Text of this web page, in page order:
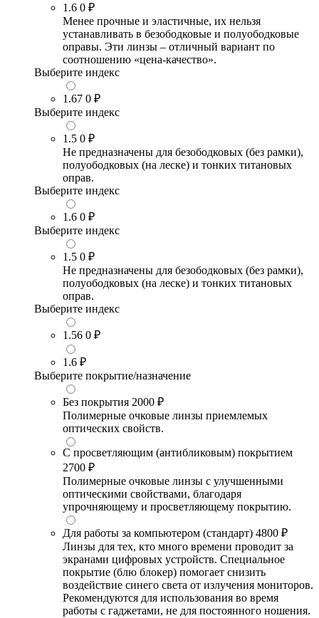
1.6 0 ₽
Менее прочные и эластичные, их нельзя
устанавливать в безободковые и полуободковые
оправы. Эти линзы – отличный вариант по
соотношению «цена-качество».
Выберите индекс
1.67 0 ₽
Выберите индекс
1.5 0 ₽
Не предназначены для безободковых (без рамки),
полуободковых (на леске) и тонких титановых
оправ.
Выберите индекс
1.6 0 ₽
Выберите индекс
1.5 0 ₽
Не предназначены для безободковых (без рамки),
полуободковых (на леске) и тонких титановых
оправ.
Выберите индекс
1.56 0 ₽
1.6 ₽
Выберите покрытие/назначение
Без покрытия 2000 ₽
Полимерные очковые линзы приемлемых
оптических свойств.
С просветляющим (антибликовым) покрытием
2700 ₽
Полимерные очковые линзы с улучшенными
оптическими свойствами, благодаря
упрочняющему и просветляющему покрытию.
Для работы за компьютером (стандарт) 4800 ₽
Линзы для тех, кто много времени проводит за
экранами цифровых устройств. Специальное
покрытие (блю блокер) помогает снизить
воздействие синего света от излучения мониторов.
Рекомендуются для использования во время
работы с гаджетами, не для постоянного ношения.